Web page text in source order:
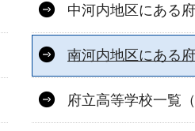
中河内地区にある
南河内地区にある
府立高等学校一覧